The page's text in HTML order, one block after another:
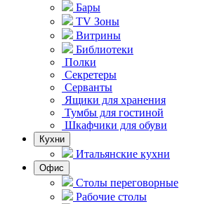
Бары
TV Зоны
Витрины
Библиотеки
Полки
Секретеры
Серванты
Ящики для хранения
Тумбы для гостиной
Шкафчики для обуви
Кухни
Итальянские кухни
Офис
Столы переговорные
Рабочие столы